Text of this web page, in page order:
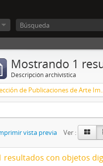
Mostrando 1
Descripción archivística
Colección
vista previa Ver :
resultados con objetos